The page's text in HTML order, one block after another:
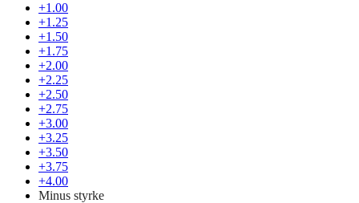
+1.00
+1.25
+1.50
+1.75
+2.00
+2.25
+2.50
+2.75
+3.00
+3.25
+3.50
+3.75
+4.00
Minus styrke